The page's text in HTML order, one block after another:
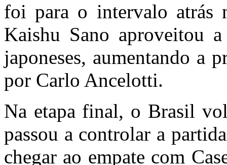
foi para o intervalo atrás
Kaishu Sano aproveitou
japoneses, aumentando a
por Carlo Ancelotti.
Na etapa final, o Brasil
passou a controlar a
chegar ao empate com